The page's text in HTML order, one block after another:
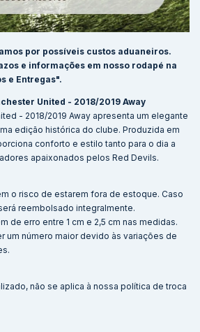
por possíveis custos aduaneiros.
e informações em nosso rodapé na
e Entregas".
United - 2018/2019 Away
- 2018/2019 Away apresenta um elegante
edição histórica do clube. Produzida em
conforto e estilo tanto para o dia a
apaixonados pelos Red Devils.
o risco de estarem fora de estoque. Caso
reembolsado integralmente.
de erro entre 1 cm e 2,5 cm nas medidas.
um número maior devido às variações de
não se aplica à nossa política de troca